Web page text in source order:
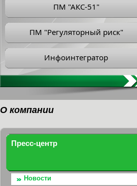
ПМ "АКС-51"
ПМ "Регуляторный риск"
Инфоинтегратор
О компании
Пресс-центр
Новости